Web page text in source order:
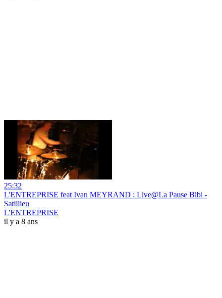
25:32
L'ENTREPRISE feat Ivan MEYRAND : Live@La Pause Bibi -
Satillieu
L'ENTREPRISE
il y a 8 ans